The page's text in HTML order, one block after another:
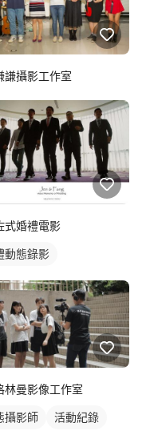
謙攝影工作室
式婚禮電影
動態錄影
林曼影像工作室
攝影師 活動紀錄